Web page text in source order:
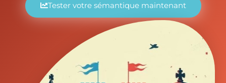
Tester votre sémantique maintenant